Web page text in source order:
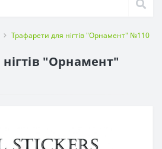
Трафарети для нігтів "Орнамент" №110
"Орнамент"